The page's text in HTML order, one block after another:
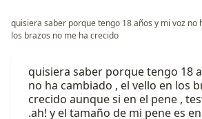
quisiera saber porque tengo 18 años y mi voz no
los brazos no me ha crecido
quisiera saber porque tengo 18
no ha cambiado , el vello en los
crecido aunque si en el pene ,
.ah! y el tamaño de mi pene es